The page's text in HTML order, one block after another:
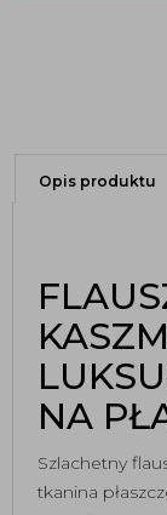
Opis produktu
NA
Szlachetny
tkanina